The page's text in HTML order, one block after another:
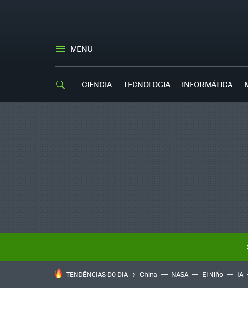
MENU
CIÊNCIA TECNOLOGIA INFORMÁTICA
TENDÊNCIAS DO DIA China NASA El Niño IA